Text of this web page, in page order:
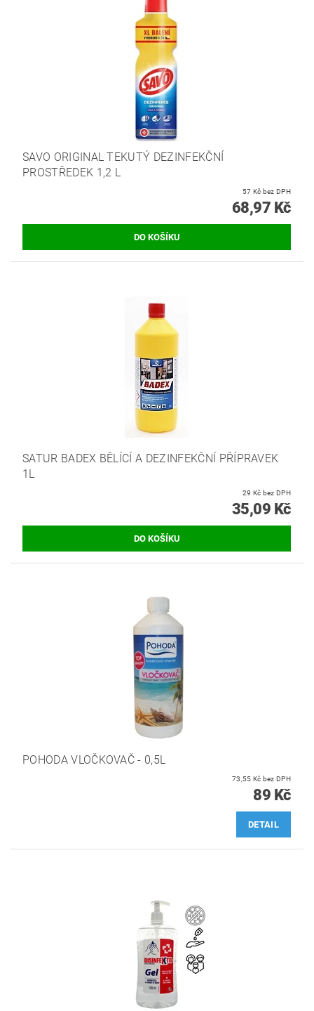
SAVO ORIGINAL TEKUTÝ DEZINFEKČNÍ
PROSTŘEDEK 1,2 L
57 Kč bez DPH
68,97 Kč
SATUR BADEX BĚLÍCÍ A DEZINFEKČNÍ PŘÍPRAVEK
1L
29 Kč bez DPH
35,09 Kč
POHODA VLOČKOVAČ - 0,5L
73,55 Kč bez DPH
89 Kč
DETAIL